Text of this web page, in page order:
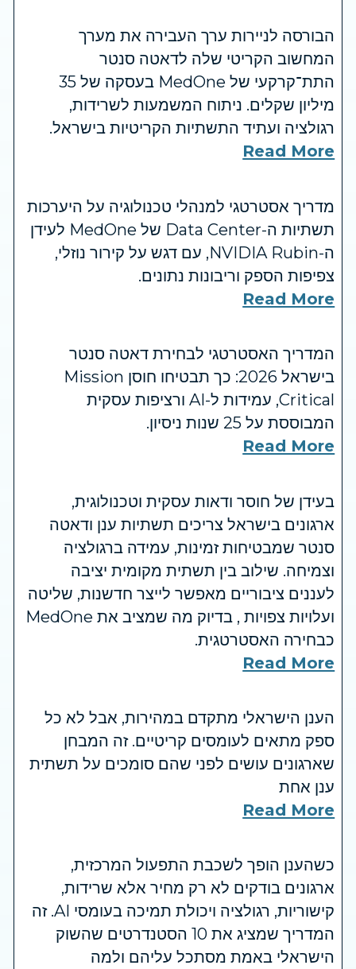
הבורסה לניירות ערך העבירה את מערך
המחשוב הקריטי שלה לדאטה סנטר
התת־קרקעי של MedOne בעסקה של 35
מיליון שקלים. ניתוח המשמעות לשרידות,
רגולציה ועתיד התשתיות הקריטיות בישראל.
Read More
מדריך אסטרטגי למנהלי טכנולוגיה על היערכות
תשתיות ה-Data Center של MedOne לעידן
ה-NVIDIA Rubin, עם דגש על קירור נוזלי,
צפיפות הספק וריבונות נתונים.
Read More
המדריך האסטרטגי לבחירת דאטה סנטר
בישראל 2026: כך תבטיחו חוסן Mission
Critical, עמידות ל-AI ורציפות עסקית
המבוססת על 25 שנות ניסיון.
Read More
בעידן של חוסר ודאות עסקית וטכנולוגית,
ארגונים בישראל צריכים תשתיות ענן ודאטה
סנטר שמבטיחות זמינות, עמידה ברגולציה
וצמיחה. שילוב בין תשתית מקומית יציבה
לעננים ציבוריים מאפשר לייצר חדשנות, שליטה
ועלויות צפויות , בדיוק מה שמציב את MedOne
כבחירה האסטרטגית.
Read More
הענן הישראלי מתקדם במהירות, אבל לא כל
ספק מתאים לעומסים קריטיים. זה המבחן
שארגונים עושים לפני שהם סומכים על תשתית
ענן אחת
Read More
כשהענן הופך לשכבת התפעול המרכזית,
ארגונים בודקים לא רק מחיר אלא שרידות,
קישוריות, רגולציה ויכולת תמיכה בעומסי AI. זה
המדריך שמציג את 10 הסטנדרטים שהשוק
הישראלי באמת מסתכל עליהם ולמה